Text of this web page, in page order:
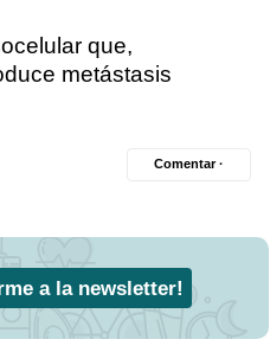
que,
metástasis
Comentar ·
a la newsletter!